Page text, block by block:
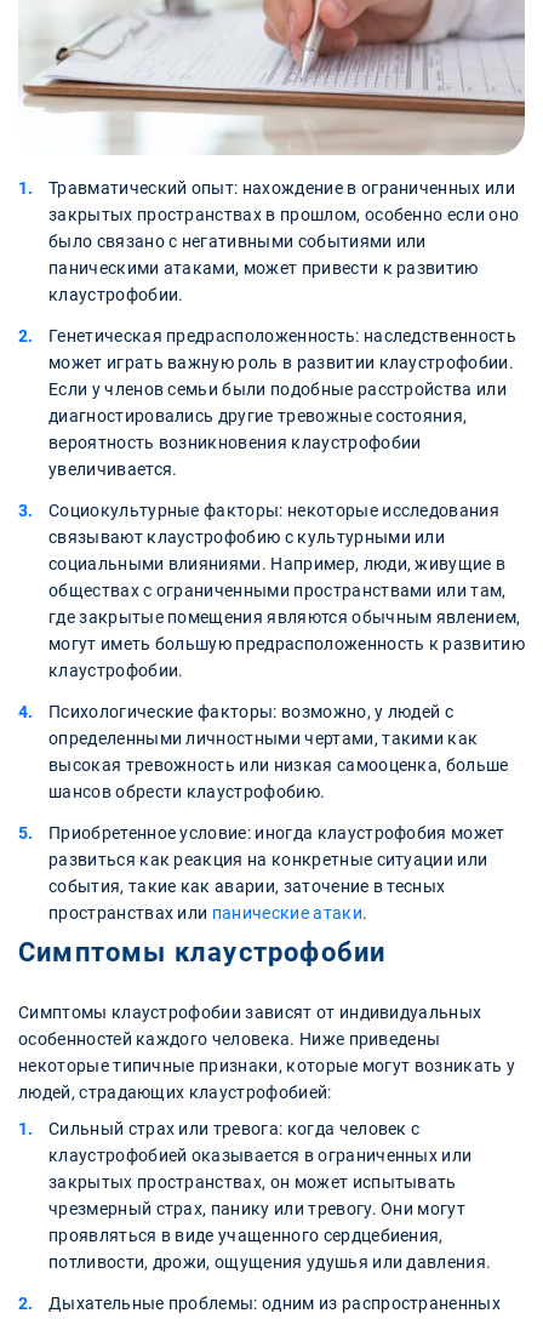
Травматический опыт: нахождение в ограниченных или
закрытых пространствах в прошлом, особенно если оно
было связано с негативными событиями или
паническими атаками, может привести к развитию
клаустрофобии.
Генетическая предрасположенность: наследственность
может играть важную роль в развитии клаустрофобии.
Если у членов семьи были подобные расстройства или
диагностировались другие тревожные состояния,
вероятность возникновения клаустрофобии
увеличивается.
Социокультурные факторы: некоторые исследования
связывают клаустрофобию с культурными или
социальными влияниями. Например, люди, живущие в
обществах с ограниченными пространствами или там,
где закрытые помещения являются обычным явлением,
могут иметь большую предрасположенность к развитию
клаустрофобии.
Психологические факторы: возможно, у людей с
определенными личностными чертами, такими как
высокая тревожность или низкая самооценка, больше
шансов обрести клаустрофобию.
Приобретенное условие: иногда клаустрофобия может
развиться как реакция на конкретные ситуации или
события, такие как аварии, заточение в тесных
пространствах или панические атаки.
Симптомы клаустрофобии
Симптомы клаустрофобии зависят от индивидуальных
особенностей каждого человека. Ниже приведены
некоторые типичные признаки, которые могут возникать у
людей, страдающих клаустрофобией:
Сильный страх или тревога: когда человек с
клаустрофобией оказывается в ограниченных или
закрытых пространствах, он может испытывать
чрезмерный страх, панику или тревогу. Они могут
проявляться в виде учащенного сердцебиения,
потливости, дрожи, ощущения удушья или давления.
Дыхательные проблемы: одним из распространенных